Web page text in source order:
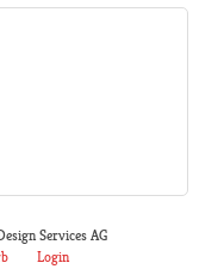
Services AG
Login